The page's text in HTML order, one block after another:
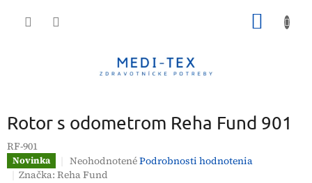
Rotor s odometrom Reha Fund 901
RF-901
Novinka
Priemerné
hodnotenie
NeohodnotenéPodrobnosti hodnotenia
Značka:Reha Fund